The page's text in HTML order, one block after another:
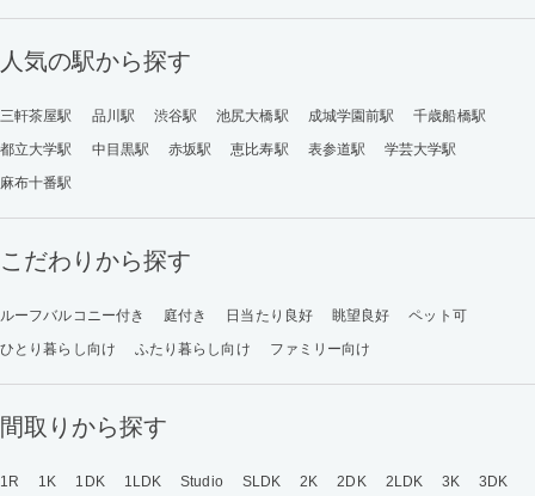
人気の駅から探す
三軒茶屋駅 品川駅 渋谷駅 池尻大橋駅 成城学園前駅
千歳船橋駅
都立大学駅
中目黒駅 赤坂駅 恵比寿駅 表参道駅
学芸大学駅
麻布十番駅
こだわりから探す
ルーフバルコニー付き 庭付き 日当たり良好 眺望良好
ペット可
ひとり暮らし向け
ふたり暮らし向け ファミリー向け
間取りから探す
1R 1K 1DK 1LDK Studio SLDK 2K 2DK 2LDK 3K
3DK